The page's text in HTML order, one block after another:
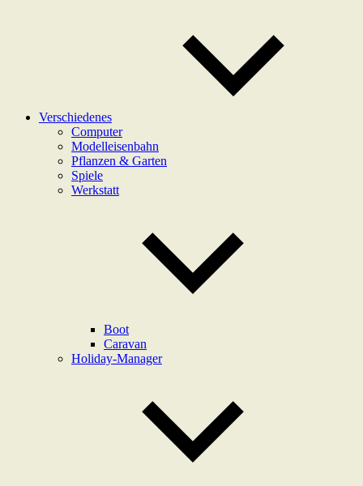
Verschiedenes
Computer
Modelleisenbahn
Pflanzen & Garten
Spiele
Werkstatt
Boot
Caravan
Holiday-Manager